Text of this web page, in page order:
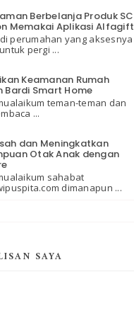
Berbelanja Produk SC
Memakai Aplikasi Alfagift
perumahan yang aksesnya
pergi ...
Keamanan Rumah
Bardi Smart Home
teman-teman dan
...
dan Meningkatkan
Otak Anak dengan
sahabat
dimanapun ...
SAYA